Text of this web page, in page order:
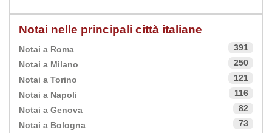
Notai nelle principali città italiane
Notai a Roma
391
Notai a Milano
250
Notai a Torino
121
Notai a Napoli
116
Notai a Genova
82
Notai a Bologna
73